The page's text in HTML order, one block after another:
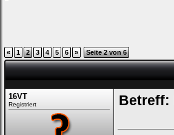
« 1 2 3 4 5 6 » Seite 2 von 6
16VT
Registriert Betreff: